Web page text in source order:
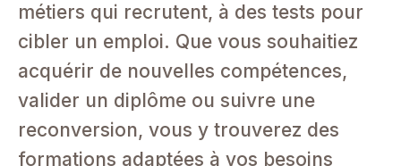
métiers qui recrutent, à des tests pour
cibler un emploi. Que vous souhaitiez
acquérir de nouvelles compétences,
valider un diplôme ou suivre une
reconversion, vous y trouverez des
formations adaptées à vos besoins